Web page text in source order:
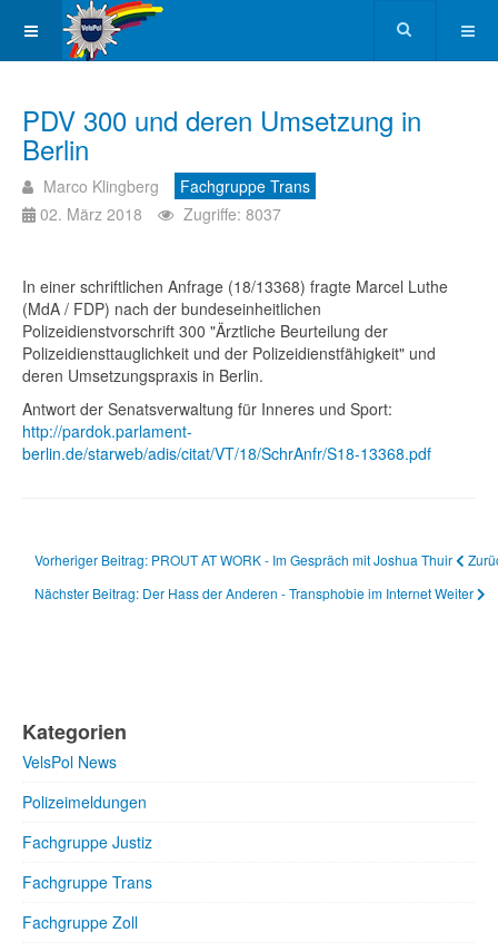
PDV 300 und deren Umsetzung in
Berlin
Marco Klingberg
Fachgruppe Trans
02. März 2018
Zugriffe: 8037
In einer schriftlichen Anfrage (18/13368) fragte Marcel Luthe
(MdA / FDP) nach der bundeseinheitlichen
Polizeidienstvorschrift 300 "Ärztliche Beurteilung der
Polizeidiensttauglichkeit und der Polizeidienstfähigkeit" und
deren Umsetzungspraxis in Berlin.
Antwort der Senatsverwaltung für Inneres und Sport:
http://pardok.parlament-
berlin.de/starweb/adis/citat/VT/18/SchrAnfr/S18-13368.pdf
Vorheriger Beitrag: PROUT AT WORK - Im Gespräch mit Joshua Thuir
Nächster Beitrag: Der Hass der Anderen - Transphobie im InternetWeiter
Kategorien
VelsPol News
Polizeimeldungen
Fachgruppe Justiz
Fachgruppe Trans
Fachgruppe Zoll